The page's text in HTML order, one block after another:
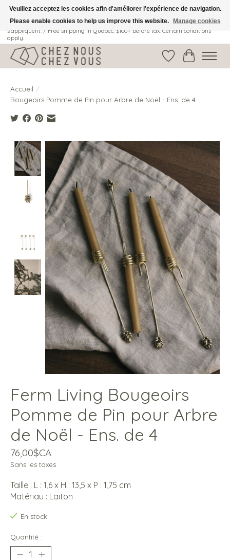
Livraison gratuite au Québec: 100$ + avant taxes. Certaines conditions
s'appliquent. / Free shipping in Quebec: $100+ before tax. Certain conditions
apply.
Liste dePanier
Accueil /
Bougeoirs Pomme de Pin pour Arbre de Noël - Ens. de 4
Product image slideshow Items
Ferm Living Bougeoirs
Pomme de Pin pour Arbre
de Noël - Ens. de 4
76,00$CA
Sans les taxes
Taille : L : 1,6 x H : 13,5 x P : 1,75 cm
Matériau : Laiton
En stock
Quantité :
Veuillez acceptez les cookies afin d'améliorer l'expérience de navigation.
Please enable cookies to help us improve this website.
Manage cookies